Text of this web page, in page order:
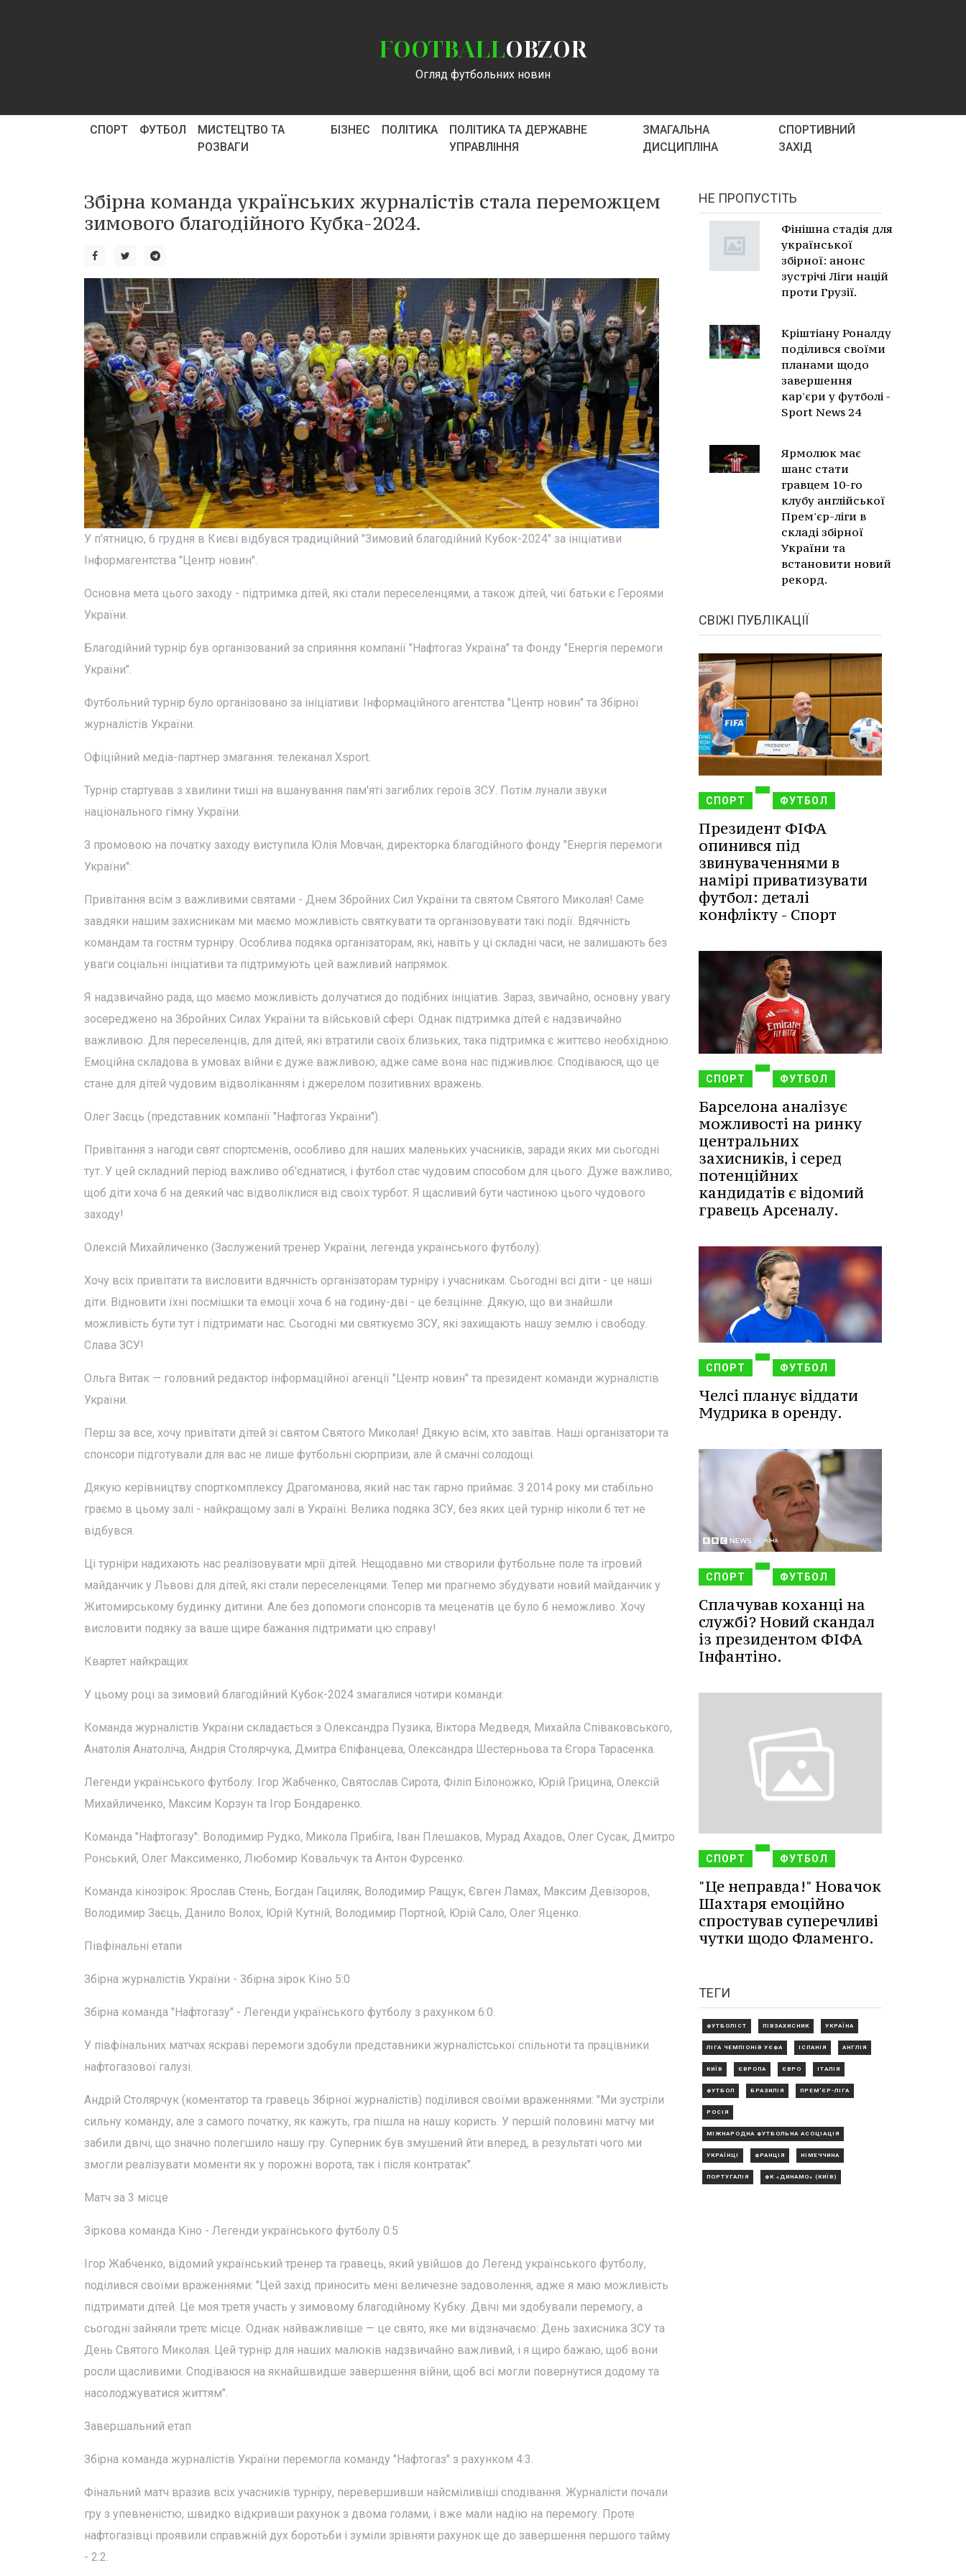
FOOTBALLOBZOR
Огляд футбольних новин
СПОРТ ФУТБОЛ
МИСТЕЦТВО ТА
РОЗВАГИ
БІЗНЕС ПОЛІТИКА
ПОЛІТИКА ТА ДЕРЖАВНЕ
УПРАВЛІННЯ
ЗМАГАЛЬНА
ДИСЦИПЛІНА
СПОРТИВНИЙ
ЗАХІД
Збірна команда українських журналістів стала переможцем
зимового благодійного Кубка-2024.
У п'ятницю, 6 грудня в Києві відбувся традиційний "Зимовий благодійний Кубок-2024" за ініціативи
Інформагентства "Центр новин".
Основна мета цього заходу - підтримка дітей, які стали переселенцями, а також дітей, чиї батьки є Героями
України.
Благодійний турнір був організований за сприяння компанії "Нафтогаз Україна" та Фонду "Енергія перемоги
України".
Футбольний турнір було організовано за ініціативи: Інформаційного агентства "Центр новин" та Збірної
журналістів України.
Офіційний медіа-партнер змагання: телеканал Xsport.
Турнір стартував з хвилини тиші на вшанування пам'яті загиблих героїв ЗСУ. Потім лунали звуки
національного гімну України.
З промовою на початку заходу виступила Юлія Мовчан, директорка благодійного фонду "Енергія перемоги
України":
Привітання всім з важливими святами - Днем Збройних Сил України та святом Святого Миколая! Саме
завдяки нашим захисникам ми маємо можливість святкувати та організовувати такі події. Вдячність
командам та гостям турніру. Особлива подяка організаторам, які, навіть у ці складні часи, не залишають без
уваги соціальні ініціативи та підтримують цей важливий напрямок.
Я надзвичайно рада, що маємо можливість долучатися до подібних ініціатив. Зараз, звичайно, основну увагу
зосереджено на Збройних Силах України та військовій сфері. Однак підтримка дітей є надзвичайно
важливою. Для переселенців, для дітей, які втратили своїх близьких, така підтримка є життєво необхідною.
Емоційна складова в умовах війни є дуже важливою, адже саме вона нас підживлює. Сподіваюся, що це
стане для дітей чудовим відволіканням і джерелом позитивних вражень.
Олег Заєць (представник компанії "Нафтогаз України").
Привітання з нагоди свят спортсменів, особливо для наших маленьких учасників, заради яких ми сьогодні
тут. У цей складний період важливо об'єднатися, і футбол стає чудовим способом для цього. Дуже важливо,
щоб діти хоча б на деякий час відволіклися від своїх турбот. Я щасливий бути частиною цього чудового
заходу!
Олексій Михайличенко (Заслужений тренер України, легенда українського футболу):
Хочу всіх привітати та висловити вдячність організаторам турніру і учасникам. Сьогодні всі діти - це наші
діти. Відновити їхні посмішки та емоції хоча б на годину-дві - це безцінне. Дякую, що ви знайшли
можливість бути тут і підтримати нас. Сьогодні ми святкуємо ЗСУ, які захищають нашу землю і свободу.
Слава ЗСУ!
Ольга Витак — головний редактор інформаційної агенції "Центр новин" та президент команди журналістів
України.
Перш за все, хочу привітати дітей зі святом Святого Миколая! Дякую всім, хто завітав. Наші організатори та
спонсори підготували для вас не лише футбольні сюрпризи, але й смачні солодощі.
Дякую керівництву спорткомплексу Драгоманова, який нас так гарно приймає. З 2014 року ми стабільно
граємо в цьому залі - найкращому залі в Україні. Велика подяка ЗСУ, без яких цей турнір ніколи б тет не
відбувся.
Ці турніри надихають нас реалізовувати мрії дітей. Нещодавно ми створили футбольне поле та ігровий
майданчик у Львові для дітей, які стали переселенцями. Тепер ми прагнемо збудувати новий майданчик у
Житомирському будинку дитини. Але без допомоги спонсорів та меценатів це було б неможливо. Хочу
висловити подяку за ваше щире бажання підтримати цю справу!
Квартет найкращих
У цьому році за зимовий благодійний Кубок-2024 змагалися чотири команди:
Команда журналістів України складається з Олександра Пузика, Віктора Медведя, Михайла Співаковського,
Анатолія Анатоліча, Андрія Столярчука, Дмитра Єпіфанцева, Олександра Шестерньова та Єгора Тарасенка.
Легенди українського футболу: Ігор Жабченко, Святослав Сирота, Філіп Білоножко, Юрій Грицина, Олексій
Михайличенко, Максим Корзун та Ігор Бондаренко.
Команда "Нафтогазу": Володимир Рудко, Микола Прибіга, Іван Плешаков, Мурад Ахадов, Олег Сусак, Дмитро
Ронський, Олег Максименко, Любомир Ковальчук та Антон Фурсенко.
Команда кінозірок: Ярослав Стень, Богдан Гациляк, Володимир Ращук, Євген Ламах, Максим Девізоров,
Володимир Заєць, Данило Волох, Юрій Кутній, Володимир Портной, Юрій Сало, Олег Яценко.
Півфінальні етапи
Збірна журналістів України - Збірна зірок Кіно 5:0
Збірна команда "Нафтогазу" - Легенди українського футболу з рахунком 6:0.
У півфінальних матчах яскраві перемоги здобули представники журналістської спільноти та працівники
нафтогазової галузі.
Андрій Столярчук (коментатор та гравець Збірної журналістів) поділився своїми враженнями: "Ми зустріли
сильну команду, але з самого початку, як кажуть, гра пішла на нашу користь. У першій половині матчу ми
забили двічі, що значно полегшило нашу гру. Суперник був змушений йти вперед, в результаті чого ми
змогли реалізувати моменти як у порожні ворота, так і після контратак".
Матч за 3 місце
Зіркова команда Кіно - Легенди українського футболу 0:5
Ігор Жабченко, відомий український тренер та гравець, який увійшов до Легенд українського футболу,
поділився своїми враженнями: "Цей захід приносить мені величезне задоволення, адже я маю можливість
підтримати дітей. Це моя третя участь у зимовому благодійному Кубку. Двічі ми здобували перемогу, а
сьогодні зайняли третє місце. Однак найважливіше — це свято, яке ми відзначаємо: День захисника ЗСУ та
День Святого Миколая. Цей турнір для наших малюків надзвичайно важливий, і я щиро бажаю, щоб вони
росли щасливими. Сподіваюся на якнайшвидше завершення війни, щоб всі могли повернутися додому та
насолоджуватися життям".
Завершальний етап
Збірна команда журналістів України перемогла команду "Нафтогаз" з рахунком 4:3.
Фінальний матч вразив всіх учасників турніру, перевершивши найсміливіші сподівання. Журналісти почали
гру з упевненістю, швидко відкривши рахунок з двома голами, і вже мали надію на перемогу. Проте
нафтогазівці проявили справжній дух боротьби і зуміли зрівняти рахунок ще до завершення першого тайму
- 2:2.
НЕ ПРОПУСТІТЬ
Фінішна стадія для
української
збірної: анонс
зустрічі Ліги націй
проти Грузії.
Кріштіану Роналду
поділився своїми
планами щодо
завершення
кар'єри у футболі -
Sport News 24
Ярмолюк має
шанс стати
гравцем 10-го
клубу англійської
Прем'єр-ліги в
складі збірної
України та
встановити новий
рекорд.
СВІЖІ ПУБЛІКАЦІЇ
СПОРТ ФУТБОЛ
Президент ФІФА
опинився під
звинуваченнями в
намірі приватизувати
футбол: деталі
конфлікту - Спорт
СПОРТ ФУТБОЛ
Барселона аналізує
можливості на ринку
центральних
захисників, і серед
потенційних
кандидатів є відомий
гравець Арсеналу.
СПОРТ ФУТБОЛ
Челсі планує віддати
Мудрика в оренду.
СПОРТ ФУТБОЛ
Сплачував коханці на
службі? Новий скандал
із президентом ФІФА
Інфантіно.
СПОРТ ФУТБОЛ
"Це неправда!" Новачок
Шахтаря емоційно
спростував суперечливі
чутки щодо Фламенго.
ТЕГИ
ФУТБОЛІСТ ПІВЗАХИСНИК УКРАЇНА
ЛІГА ЧЕМПІОНІВ УЄФА ІСПАНІЯ АНГЛІЯ
КИЇВ ЄВРОПА ЄВРО ІТАЛІЯ
ФУТБОЛ БРАЗИЛІЯ ПРЕМ'ЄР-ЛІГА
РОСІЯ
МІЖНАРОДНА ФУТБОЛЬНА АСОЦІАЦІЯ
УКРАЇНЦІ ФРАНЦІЯ НІМЕЧЧИНА
ПОРТУГАЛІЯ ФК «ДИНАМО» (КИЇВ)